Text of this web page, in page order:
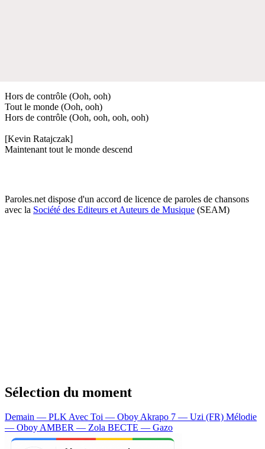
Hors de contrôle (Ooh, ooh)
Tout le monde (Ooh, ooh)
Hors de contrôle (Ooh, ooh, ooh, ooh)
[Kevin Ratajczak]
Maintenant tout le monde descend
Paroles.net dispose d'un accord de licence de paroles de chansons
avec la Société des Editeurs et Auteurs de Musique (SEAM)
Sélection du moment
Demain — PLKAvec Toi — OboyAkrapo 7 — Uzi (FR) Mélodie
— OboyAMBER — Zola BECTE — Gazo